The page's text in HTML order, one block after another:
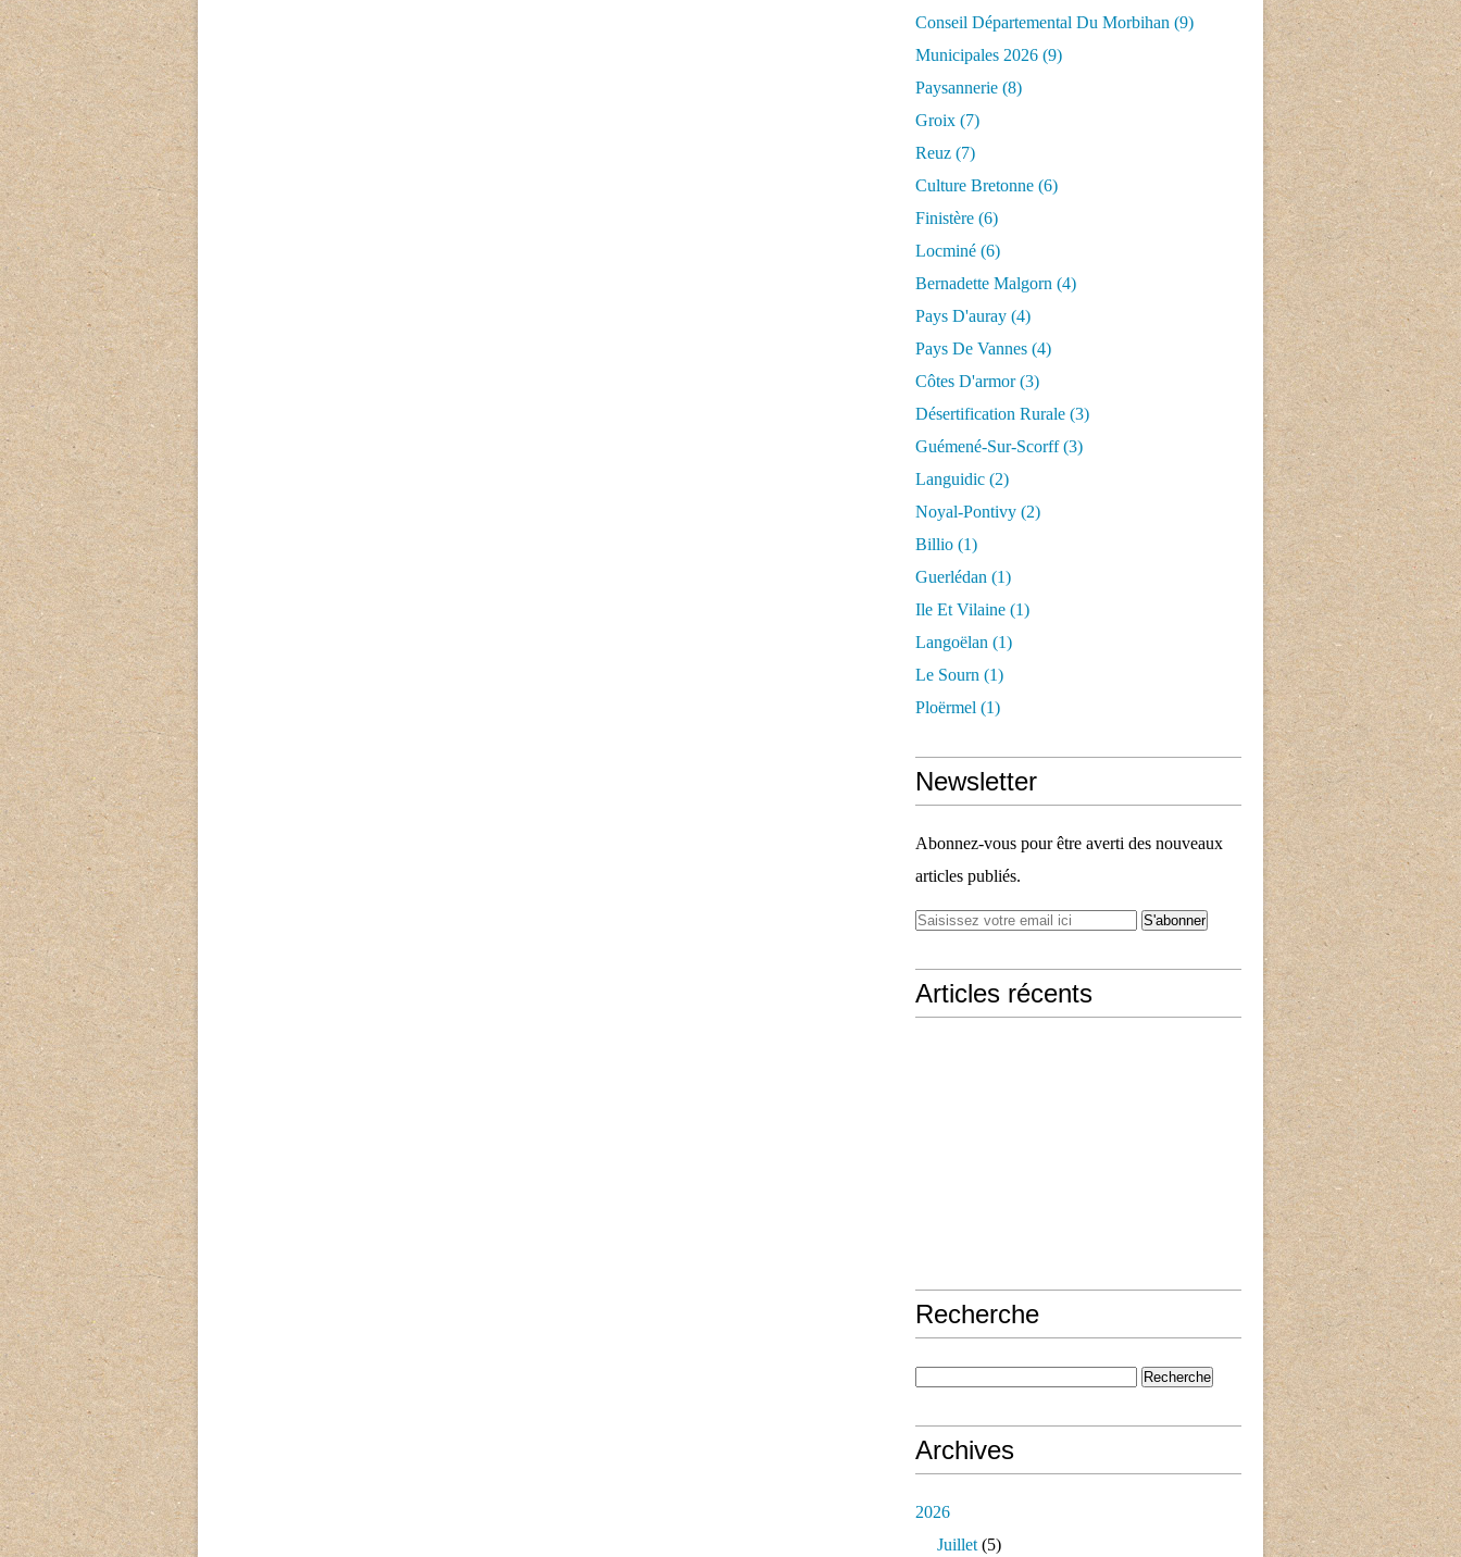
Conseil Départemental Du Morbihan (9)
Municipales 2026 (9)
Paysannerie (8)
Groix (7)
Reuz (7)
Culture Bretonne (6)
Finistère (6)
Locminé (6)
Bernadette Malgorn (4)
Pays D'auray (4)
Pays De Vannes (4)
Côtes D'armor(3)
Désertification Rurale (3)
Guémené-Sur-Scorff(3)
Languidic (2)
Noyal-Pontivy (2)
Billio (1)
Guerlédan (1)
Ile Et Vilaine (1)
Langoëlan (1)
Le Sourn (1)
Ploërmel (1)
Newsletter
Abonnez-vous pour être averti des nouveaux
articles publiés.
Articles récents
Recherche
Archives
2026
Juillet (5)